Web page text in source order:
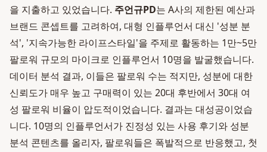
을 지출하고 있었습니다. 주언규PD는 A사의 제한된 예산과
브랜드 콘셉트를 고려하여, 대형 인플루언서 대신 '성분 분
석', '지속가능한 라이프스타일'을 주제로 활동하는 1만~5만
팔로워 규모의 마이크로 인플루언서 10명을 발굴했습니다.
데이터 분석 결과, 이들은 팔로워 수는 적지만, 성분에 대한
신뢰도가 매우 높고 구매력이 있는 20대 후반에서 30대 여
성 팔로워 비율이 압도적이었습니다. 결과는 대성공이었습
니다. 10명의 인플루언서가 진정성 있는 사용 후기와 성분
분석 콘텐츠를 올리자, 팔로워들은 폭발적으로 반응했고, 첫